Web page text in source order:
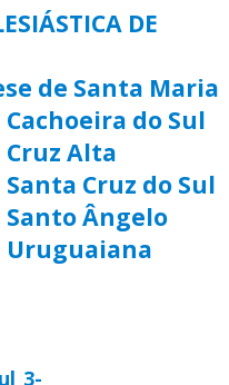
DE
de Santa Maria
Cachoeira do Sul
Cruz Alta
Santa Cruz do Sul
Santo Ângelo
Uruguaiana